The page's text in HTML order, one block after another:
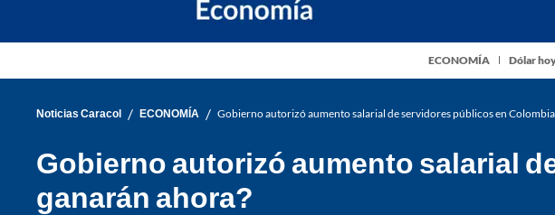
ECONOMÍA Dólar
Noticias Caracol / ECONOMÍA / Gobierno autorizó aumento salarial de servidores públicos en
Gobierno autorizó aumento salarial
ganarán ahora?